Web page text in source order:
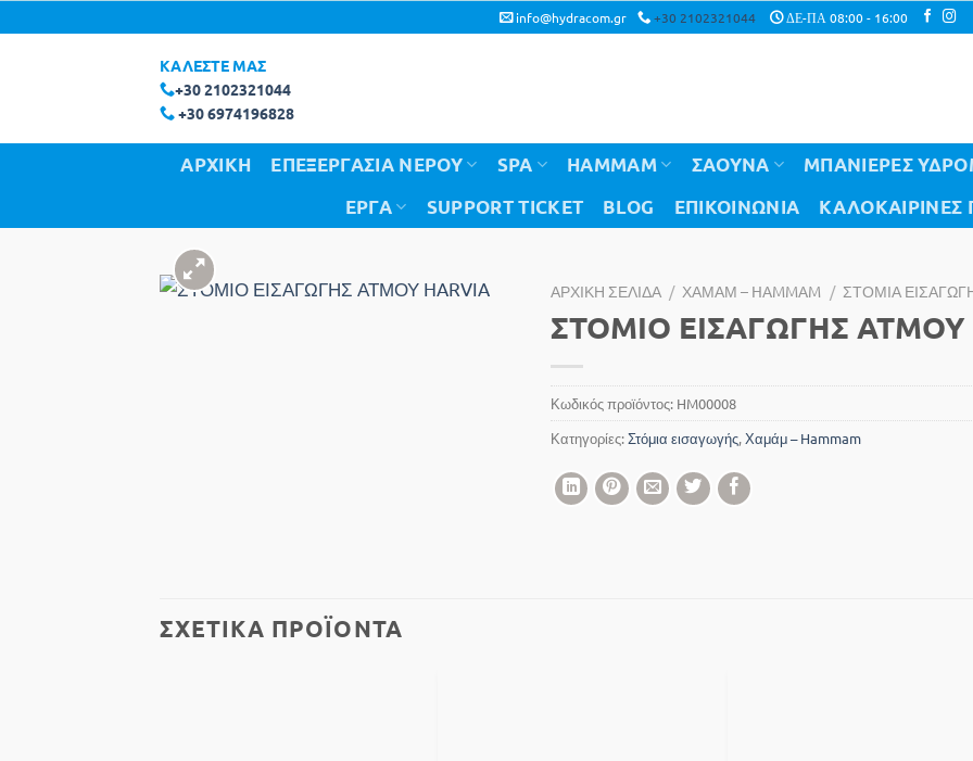
info@hydracom.gr +30 2102321044 ΔΕ-ΠΑ 08:00 - 16:00
ΚΑΛΕΣΤΕ ΜΑΣ
+30 2102321044
+30 6974196828
ΑΡΧΙΚΗ ΕΠΕΞΕΡΓΑΣΙΑ ΝΕΡΟΥ SPA HAMMAM ΣΑΟΥΝΑ ΜΠΑΝΙΕΡΕΣ
ΕΡΓΑ
SUPPORT TICKET BLOG ΕΠΙΚΟΙΝΩΝΙΑ
Add to
ΑΡΧΙΚΉ ΣΕΛΊΔΑ / ΧΑΜΆΜ – HAMMAM / ΣΤΌΜΙΑ
ΣΤΟΜΙΟ ΕΙΣΑΓΩΓΗΣ ΑΤΜΟΥ
Κωδικός προϊόντος: HM00008
Κατηγορίες:Στόμια εισαγωγής,Χαμάμ – Hammam
ΣΧΕΤΙΚΆ ΠΡΟΪΌΝΤΑ